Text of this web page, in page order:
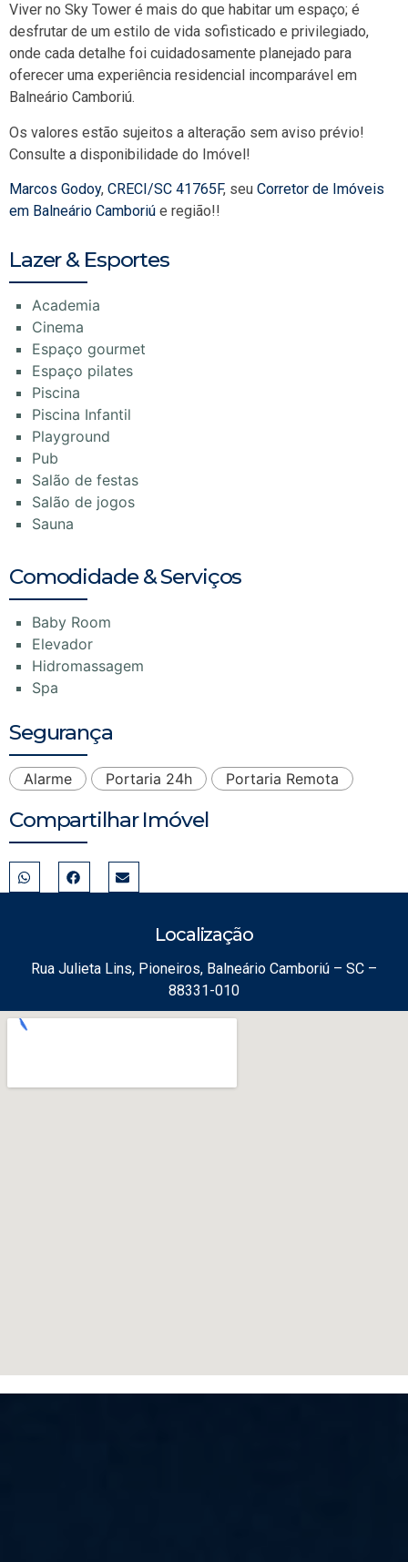
Viver no Sky Tower é mais do que habitar um espaço; é
desfrutar de um estilo de vida sofisticado e privilegiado,
onde cada detalhe foi cuidadosamente planejado para
oferecer uma experiência residencial incomparável em
Balneário Camboriú.
Os valores estão sujeitos a alteração sem aviso prévio!
Consulte a disponibilidade do Imóvel!
Marcos Godoy, CRECI/SC 41765F, seu Corretor de Imóveis
em Balneário Camboriú e região!!
Lazer & Esportes
Academia
Cinema
Espaço gourmet
Espaço pilates
Piscina
Piscina Infantil
Playground
Pub
Salão de festas
Salão de jogos
Sauna
Comodidade & Serviços
Baby Room
Elevador
Hidromassagem
Spa
Segurança
Alarme Portaria 24h Portaria Remota
Compartilhar Imóvel
Localização
Rua Julieta Lins, Pioneiros, Balneário Camboriú – SC –
88331-010